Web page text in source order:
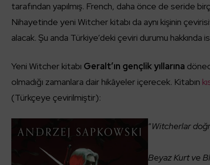
tarafından yapılmış. French, daha önce de seride
Nihayetinde yeni Witcher kitabı da aynı kişinin
alacak. Şu anda Türkiye’deki çeviri durumu hakkında
Yeni Witcher kitabı Geralt’ın gençlik yıllarına
olmadığı zamanlara dair hikâyeler içerecek. Kitabın
(Türkçeye çevirilmiştir):
“Witcherlar
Beyaz Kurt ve